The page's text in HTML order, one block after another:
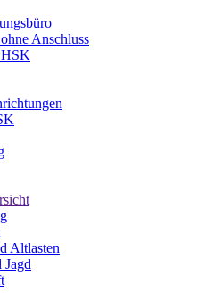
Anschluss
Altlasten
Jagd